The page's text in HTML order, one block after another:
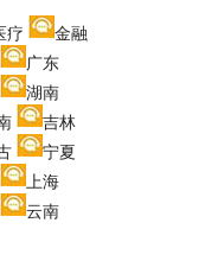
疗
金融
广东
湖南
吉林
宁夏
上海
云南